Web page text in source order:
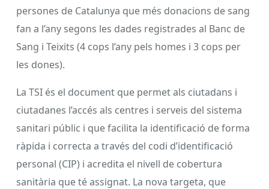
persones de Catalunya que més donacions de sang
fan a l’any segons les dades registrades al Banc de
Sang i Teixits (4 cops l’any pels homes i 3 cops per
les dones).
La TSI és el document que permet als ciutadans i
ciutadanes l’accés als centres i serveis del sistema
sanitari públic i que facilita la identificació de forma
ràpida i correcta a través del codi d’identificació
personal (CIP) i acredita el nivell de cobertura
sanitària que té assignat. La nova targeta, que